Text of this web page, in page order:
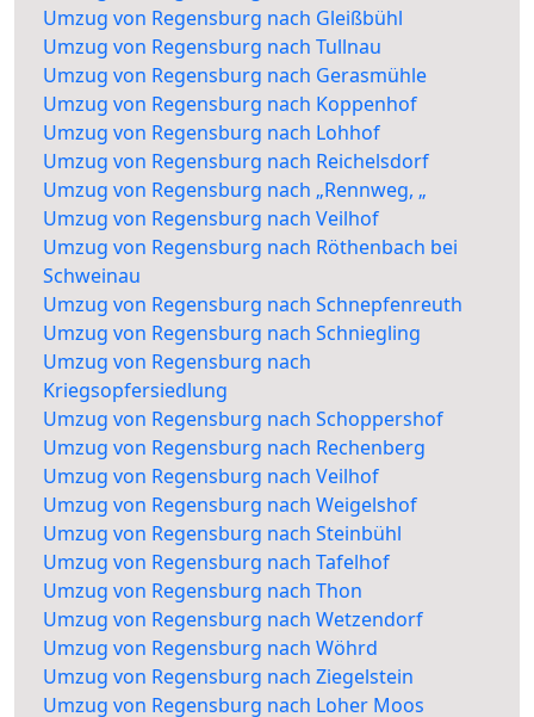
Umzug von Regensburg nach Gleißbühl
Umzug von Regensburg nach Tullnau
Umzug von Regensburg nach Gerasmühle
Umzug von Regensburg nach Koppenhof
Umzug von Regensburg nach Lohhof
Umzug von Regensburg nach Reichelsdorf
Umzug von Regensburg nach „Rennweg, „
Umzug von Regensburg nach Veilhof
Umzug von Regensburg nach Röthenbach bei
Schweinau
Umzug von Regensburg nach Schnepfenreuth
Umzug von Regensburg nach Schniegling
Umzug von Regensburg nach
Kriegsopfersiedlung
Umzug von Regensburg nach Schoppershof
Umzug von Regensburg nach Rechenberg
Umzug von Regensburg nach Veilhof
Umzug von Regensburg nach Weigelshof
Umzug von Regensburg nach Steinbühl
Umzug von Regensburg nach Tafelhof
Umzug von Regensburg nach Thon
Umzug von Regensburg nach Wetzendorf
Umzug von Regensburg nach Wöhrd
Umzug von Regensburg nach Ziegelstein
Umzug von Regensburg nach Loher Moos